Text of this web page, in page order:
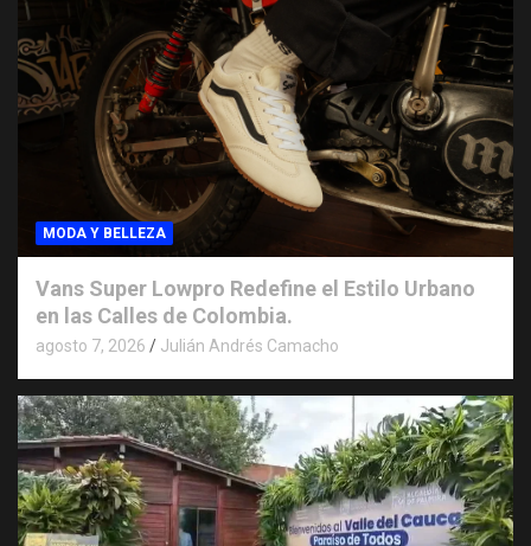
MODA Y BELLEZA
Vans Super Lowpro Redefine el Estilo Urbano
en las Calles de Colombia.
agosto 7, 2026 Julián Andrés Camacho